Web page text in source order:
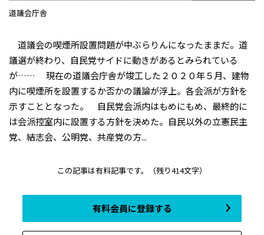
道議会庁舎
道議会の喫煙所設置問題が中ぶらりんになったままだ。道
議選が終わり、自民党サイドに動きがあるとみられている
が…… 現在の道議会庁舎が竣工した２０２０年５月、建物
内に喫煙所を設置するか否かの議論が浮上。各会派が方針を
示すこととなった。 自民党会派内はもめにもめ、最終的に
は会派控室内に設置する方針を決めた。自民以外の立憲民主
党、結志会、公明党、共産党の方...
この記事は有料記事です。 （残り414文字）
有料会員に登録する